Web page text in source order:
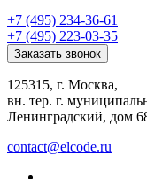
+7 (495) 234-36-61
+7 (495) 223-03-35
Заказать звонок
125315, г. Москва,
вн. тер. г.
Ленинградский, дом
contact@elcode.ru